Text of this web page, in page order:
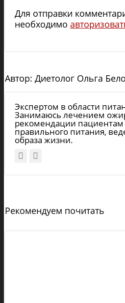
Для отправки
необходимо
Автор: Диетолог Ольга
Экспертом в области
Занимаюсь лечением
рекомендации
правильного питания,
образа жизни.
Рекомендуем почитать